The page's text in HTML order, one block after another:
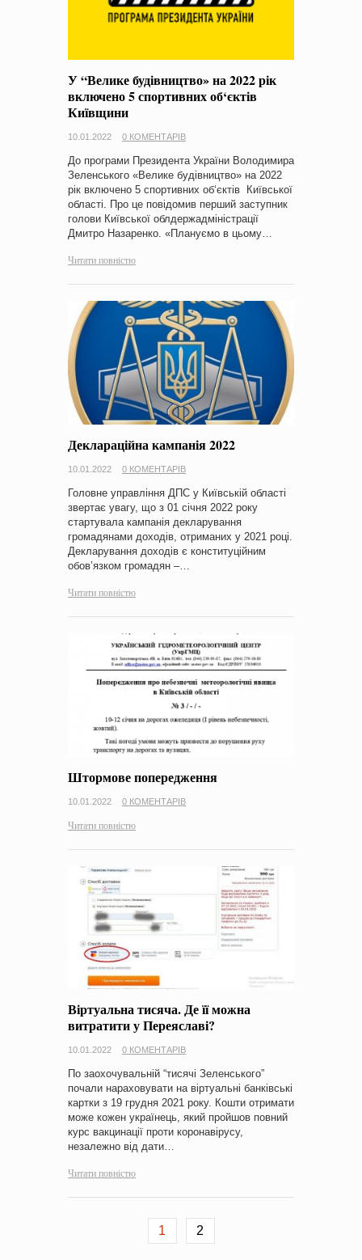
У “Велике будівництво» на 2022 рік
включено 5 спортивних об‘єктів
Київщини
10.01.2022 0 КОМЕНТАРІВ
До програми Президента України Володимира
Зеленського «Велике будівництво» на 2022
рік включено 5 спортивних об‘єктів Київської
області. Про це повідомив перший заступник
голови Київської облдержадміністрації
Дмитро Назаренко. «Плануємо в цьому…
Читати повністю
Деклараційна кампанія 2022
10.01.2022 0 КОМЕНТАРІВ
Головне управління ДПС у Київській області
звертає увагу, що з 01 січня 2022 року
стартувала кампанія декларування
громадянами доходів, отриманих у 2021 році.
Декларування доходів є конституційним
обов’язком громадян –…
Читати повністю
Штормове попередження
10.01.2022 0 КОМЕНТАРІВ
Читати повністю
Віртуальна тисяча. Де її можна
витратити у Переяславі?
10.01.2022 0 КОМЕНТАРІВ
По заохочувальній “тисячі Зеленського”
почали нараховувати на віртуальні банківські
картки з 19 грудня 2021 року. Кошти отримати
може кожен українець, який пройшов повний
курс вакцинації проти коронавірусу,
незалежно від дати…
Читати повністю
1 2